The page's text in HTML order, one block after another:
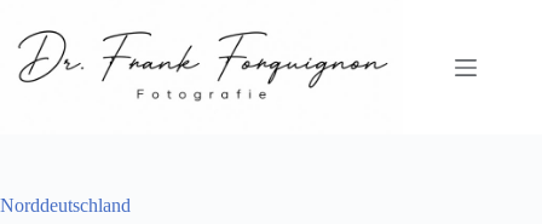
Inhalt
springen
Norddeutschland